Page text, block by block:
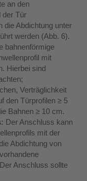
an den
der Tür
die Abdichtung unter
werden (Abb. 6).
bahnenförmige
mit
Hierbei sind
Verträglichkeit
den Türprofilen ≥ 5
Bahnen ≥ 10 cm.
Der Anschluss kann
mit der
Abdichtung von
Anschluss sollte